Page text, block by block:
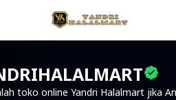
toko online Yandri Halalmart jika